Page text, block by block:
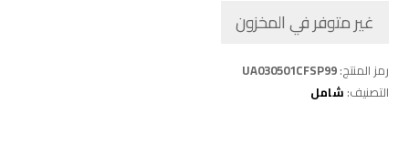
غير متوفر في المخزون
رمز المنتج:UA030501CFSP99
التصنيف: شامل